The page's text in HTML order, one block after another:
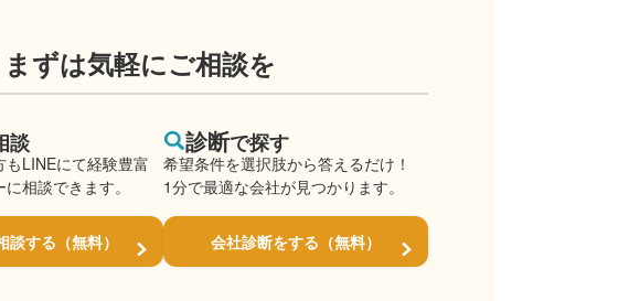
まずは気軽にご相談を
談
もLINEにて経験豊富
相談できます。
談する（無料）
診断で探す
希望条件を選択肢から答えるだけ！
1分で最適な会社が見つかります。
会社診断をする（無料）